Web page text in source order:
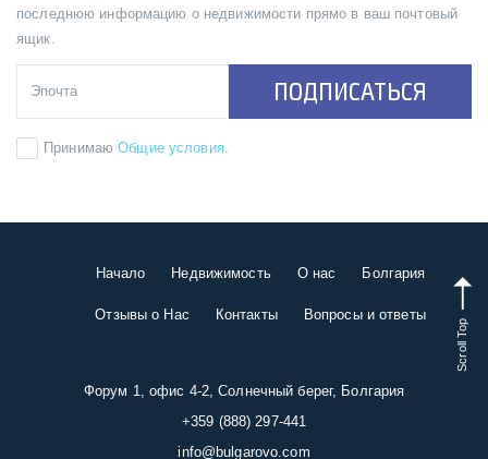
последнюю информацию о недвижимости прямо в ваш почтовый
ящик.
ПОДПИСАТЬСЯ
ПринимаюОбщие условия.
Начало Недвижимость О нас Болгария
Отзывы о Нас Контакты Вопросы и ответы
Форум 1, офис 4-2, Солнечный берег, Болгария
+359 (888) 297-441
info@bulgarovo.com
Scroll Top